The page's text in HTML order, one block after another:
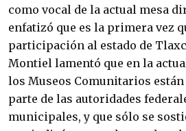
como vocal de la actual mesa
enfatizó que es la primera vez
participación al estado de
Montiel lamentó que en la
los Museos Comunitarios
parte de las autoridades
municipales, y que sólo se